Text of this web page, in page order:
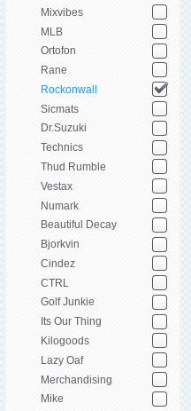
Mixvibes
MLB
Ortofon
Rane
Rockonwall
Sicmats
Dr.Suzuki
Technics
Thud Rumble
Vestax
Numark
Beautiful Decay
Bjorkvin
Cindez
CTRL
Golf Junkie
Its Our Thing
Kilogoods
Lazy Oaf
Merchandising
Mike